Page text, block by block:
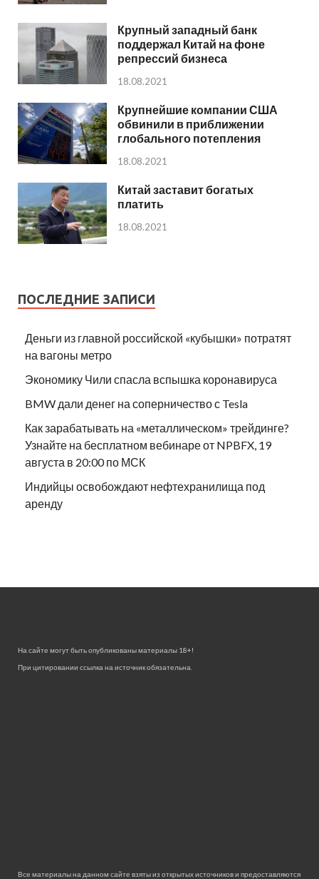
Крупный западный банк
поддержал Китай на фоне
репрессий бизнеса
18.08.2021
Крупнейшие компании США
обвинили в приближении
глобального потепления
18.08.2021
Китай заставит богатых
платить
18.08.2021
ПОСЛЕДНИЕ ЗАПИСИ
Деньги из главной российской «кубышки» потратят
на вагоны метро
Экономику Чили спасла вспышка коронавируса
BMW дали денег на соперничество с Tesla
Как зарабатывать на «металлическом» трейдинге?
Узнайте на бесплатном вебинаре от NPBFX, 19
августа в 20:00 по МСК
Индийцы освобождают нефтехранилища под
аренду
На сайте могут быть опубликованы материалы 18+!
При цитировании ссылка на источник обязательна.
Все материалы на данном сайте взяты из открытых источников и предоставляются